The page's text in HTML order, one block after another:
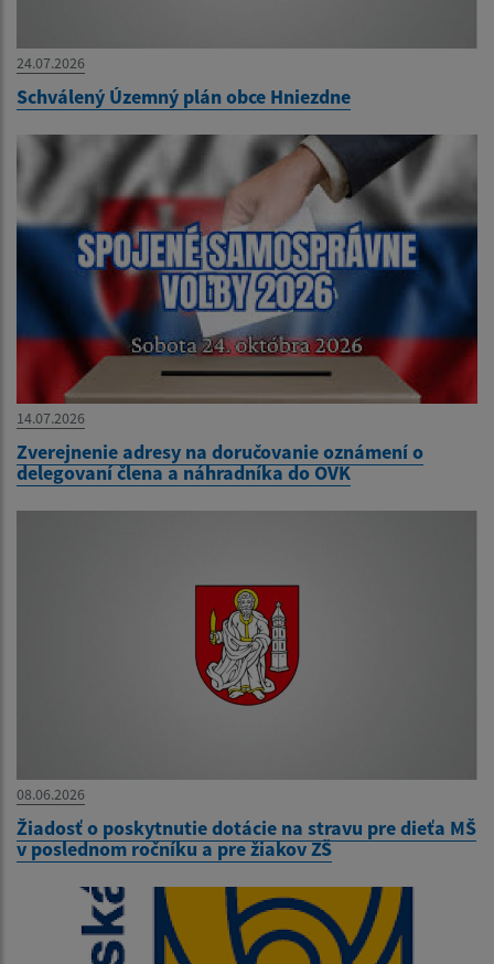
24.07.2026
Schválený Územný plán obce Hniezdne
14.07.2026
Zverejnenie adresy na doručovanie oznámení o
delegovaní člena a náhradníka do OVK
08.06.2026
Žiadosť o poskytnutie dotácie na stravu pre dieťa MŠ
v poslednom ročníku a pre žiakov ZŠ